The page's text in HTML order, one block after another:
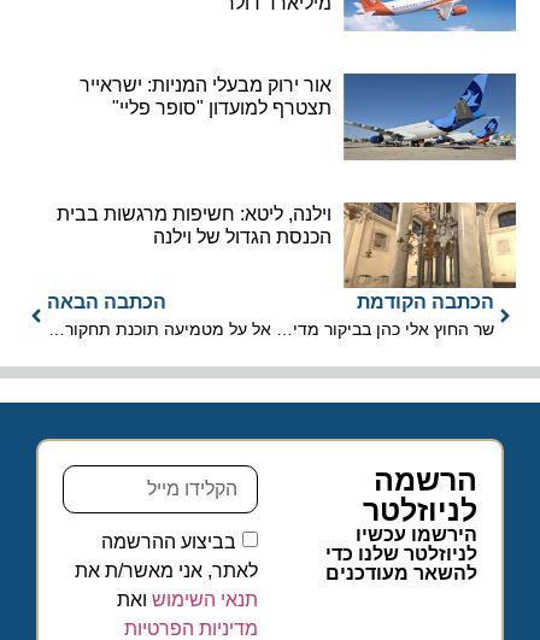
אור ירוק מבעלי המניות: ישראייר
תצטרף למועדון "סופר פליי"
וילנה, ליטא: חשיפות מרגשות בבית
הכנסת הגדול של וילנה
הכתבה הקודמת
שר החוץ אלי כהן בביקור מדיני בקרואטיה
הכתבה הבאה
אל על מטמיעה תוכנת תחקור טיסה הראשונה מסוגה במזרח התיכון
הרשמה
לניוזלטר
הירשמו עכשיו
לניוזלטר שלנו כדי
להשאר מעודכנים
בביצוע ההרשמה
לאתר, אני מאשר/ת את
תנאי השימושואת
מדיניות הפרטיות